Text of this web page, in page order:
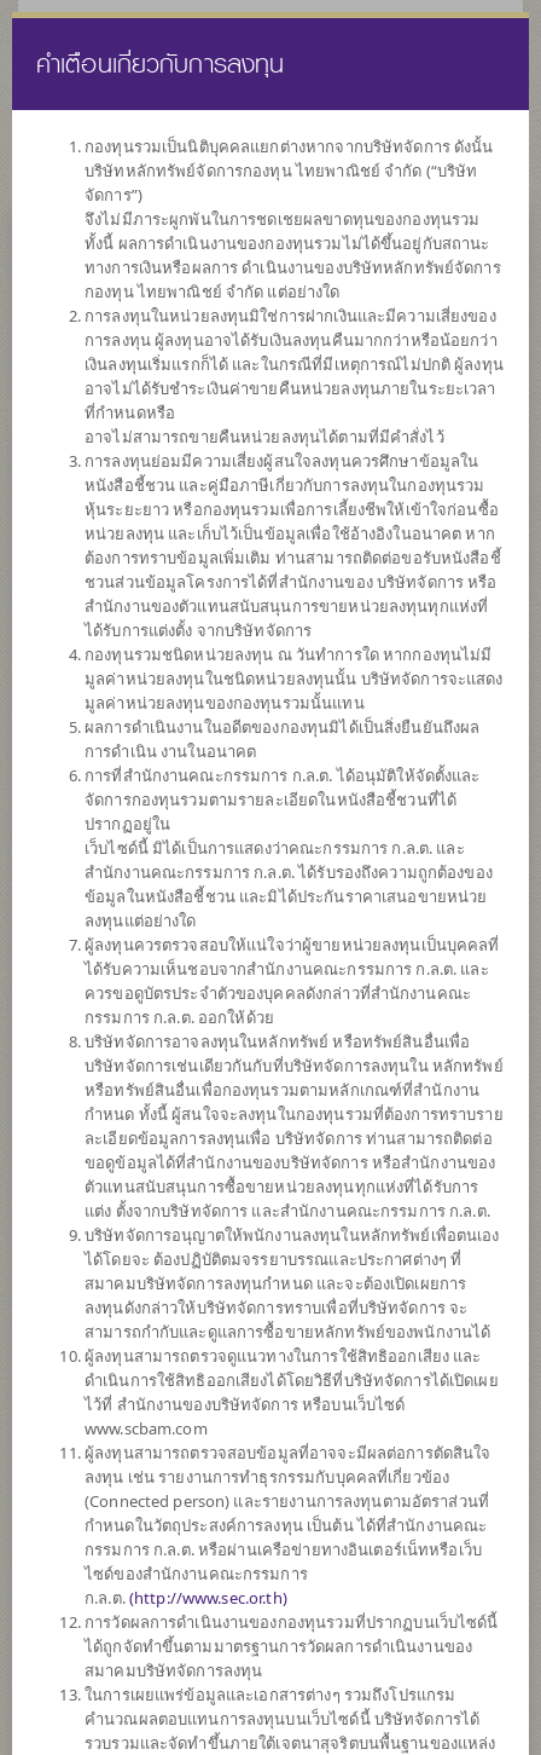
หน้าแรก รายการกองทุน ข้อมูลกองทุน
ค้นหากองทุนดีๆ กับ scbam
กองทุนเปิดไทยพาณิชย์ ผสม 70 ไทยเพื่อ
ความยั่งยืนแบบพิเศษ
(ชนิดสะสมมูลค่า 2025)
SCBT70X(25A)
SHARE
ความเสี่ยงปานกลาง
ค่อนข้างสูง
5
ตั้งแต่ต้นปี
+18.68%
ข้อมูล ณวันที่ 7 สิงหาคม 2569
มูลค่าหน่วยลงทุน
12.2346
-0.0192
ข้อมูล ณ วันที่ 7 ส.ค. 2569
*ตามสกุลเงินของกองทุน
ข้อมูลสรุป
ผลการดำเนินงาน
ข้อมูลการสั่งซื้อขาย
ดาวน์โหลด เอกสาร
คำเตือนเกี่ยวกับการลงทุน
กองทุนรวมเป็นนิติบุคคลแยกต่างหากจากบริษัทจัดการ ดังนั้น
บริษัทหลักทรัพย์จัดการกองทุน ไทยพาณิชย์ จำกัด (“บริษัท
จัดการ”)
จึงไม่มีภาระผูกพันในการชดเชยผลขาดทุนของกองทุนรวม
ทั้งนี้ ผลการดำเนินงานของกองทุนรวมไม่ได้ขึ้นอยู่กับสถานะ
ทางการเงินหรือผลการ ดำเนินงานของบริษัทหลักทรัพย์จัดการ
กองทุน ไทยพาณิชย์ จำกัด แต่อย่างใด
การลงทุนในหน่วยลงทุนมิใช่การฝากเงินและมีความเสี่ยงของ
การลงทุน ผู้ลงทุนอาจได้รับเงินลงทุนคืนมากกว่าหรือน้อยกว่า
เงินลงทุนเริ่มแรกก็ได้ และในกรณีที่มีเหตุการณ์ไม่ปกติ ผู้ลงทุน
อาจไม่ได้รับชำระเงินค่าขายคืนหน่วยลงทุนภายในระยะเวลา
ที่กำหนดหรือ
อาจไม่สามารถขายคืนหน่วยลงทุนได้ตามที่มีคำสั่งไว้
การลงทุนย่อมมีความเสี่ยงผู้สนใจลงทุนควรศึกษาข้อมูลใน
หนังสือชี้ชวน และคู่มือภาษีเกี่ยวกับการลงทุนในกองทุนรวม
หุ้นระยะยาว หรือกองทุนรวมเพื่อการเลี้ยงชีพให้เข้าใจก่อนซื้อ
หน่วยลงทุน และเก็บไว้เป็นข้อมูลเพื่อใช้อ้างอิงในอนาคต หาก
ต้องการทราบข้อมูลเพิ่มเติม ท่านสามารถติดต่อขอรับหนังสือชี้
ชวนส่วนข้อมูลโครงการได้ที่สำนักงานของ บริษัทจัดการ หรือ
สำนักงานของตัวแทนสนับสนุนการขายหน่วยลงทุนทุกแห่งที่
ได้รับการแต่งตั้ง จากบริษัทจัดการ
กองทุนรวมชนิดหน่วยลงทุน ณ วันทำการใด หากกองทุนไม่มี
มูลค่าหน่วยลงทุนในชนิดหน่วยลงทุนนั้น บริษัทจัดการจะแสดง
มูลค่าหน่วยลงทุนของกองทุนรวมนั้นแทน
ผลการดำเนินงานในอดีตของกองทุนมิได้เป็นสิ่งยืนยันถึงผล
การดำเนิน งานในอนาคต
การที่สำนักงานคณะกรรมการ ก.ล.ต. ได้อนุมัติให้จัดตั้งและ
จัดการกองทุนรวมตามรายละเอียดในหนังสือชี้ชวนที่ได้
ปรากฏอยู่ใน
เว็บไซด์นี้ มิได้เป็นการแสดงว่าคณะกรรมการ ก.ล.ต. และ
สำนักงานคณะกรรมการ ก.ล.ต. ได้รับรองถึงความถูกต้องของ
ข้อมูลในหนังสือชี้ชวน และมิได้ประกันราคาเสนอขายหน่วย
ลงทุนแต่อย่างใด
ผู้ลงทุนควรตรวจสอบให้แน่ใจว่าผู้ขายหน่วยลงทุนเป็นบุคคลที่
ได้รับความเห็นชอบจากสำนักงานคณะกรรมการ ก.ล.ต. และ
ควรขอดูบัตรประจำตัวของบุคคลดังกล่าวที่สำนักงานคณะ
กรรมการ ก.ล.ต. ออกให้ด้วย
บริษัทจัดการอาจลงทุนในหลักทรัพย์ หรือทรัพย์สินอื่นเพื่อ
บริษัทจัดการเช่นเดียวกันกับที่บริษัทจัดการลงทุนใน หลักทรัพย์
หรือทรัพย์สินอื่นเพื่อกองทุนรวมตามหลักเกณฑ์ที่สำนักงาน
กำหนด ทั้งนี้ ผู้สนใจจะลงทุนในกองทุนรวมที่ต้องการทราบราย
ละเอียดข้อมูลการลงทุนเพื่อ บริษัทจัดการ ท่านสามารถติดต่อ
ขอดูข้อมูลได้ที่สำนักงานของบริษัทจัดการ หรือสำนักงานของ
ตัวแทนสนับสนุนการซื้อขายหน่วยลงทุนทุกแห่งที่ได้รับการ
แต่ง ตั้งจากบริษัทจัดการ และสำนักงานคณะกรรมการ ก.ล.ต.
บริษัทจัดการอนุญาตให้พนักงานลงทุนในหลักทรัพย์เพื่อตนเอง
ได้โดยจะ ต้องปฏิบัติตมจรรยาบรรณและประกาศต่างๆ ที่
สมาคมบริษัทจัดการลงทุนกำหนด และจะต้องเปิดเผยการ
ลงทุนดังกล่าวให้บริษัทจัดการทราบเพื่อที่บริษัทจัดการ จะ
สามารถกำกับและดูแลการซื้อขายหลักทรัพย์ของพนักงานได้
ผู้ลงทุนสามารถตรวจดูแนวทางในการใช้สิทธิออกเสียง และ
ดำเนินการใช้สิทธิออกเสียงได้โดยวิธีที่บริษัทจัดการได้เปิดเผย
ไว้ที่ สำนักงานของบริษัทจัดการ หรือบนเว็บไซด์
www.scbam.com
ผู้ลงทุนสามารถตรวจสอบข้อมูลที่อาจจะมีผลต่อการตัดสินใจ
ลงทุน เช่น รายงานการทำธุรกรรมกับบุคคลที่เกี่ยวข้อง
(Connected person) และรายงานการลงทุนตามอัตราส่วนที่
กำหนดในวัตถุประสงค์การลงทุน เป็นต้น ได้ที่สำนักงานคณะ
กรรมการ ก.ล.ต. หรือผ่านเครือข่ายทางอินเตอร์เน็ทหรือเว็บ
ไซด์ของสำนักงานคณะกรรมการ
ก.ล.ต.(http://www.sec.or.th)
การวัดผลการดำเนินงานของกองทุนรวมที่ปรากฏบนเว็บไซด์นี้
ได้ถูกจัดทำขึ้นตามมาตรฐานการวัดผลการดำเนินงานของ
สมาคมบริษัทจัดการลงทุน
ในการเผยแพร่ข้อมูลและเอกสารต่างๆ รวมถึงโปรแกรม
คำนวณผลตอบแทนการลงทุนบนเว็บไซด์นี้ บริษัทจัดการได้
รวบรวมและจัดทำขึ้นภายใต้เจตนาสุจริตบนพื้นฐานของแหล่ง